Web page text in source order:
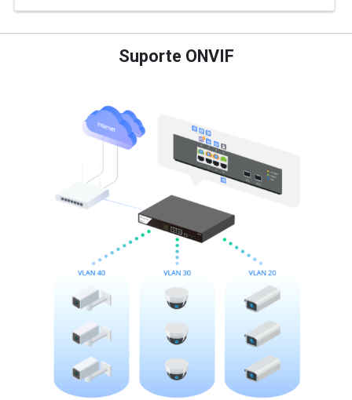
Suporte ONVIF